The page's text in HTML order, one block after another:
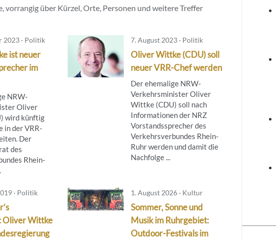
vorrangig über Kürzel, Orte, Personen und weitere Treffer
2023 · Politik
ist neuer
im
NRW-
Oliver
wird künftig
in der VRR-
Der
des
Rhein-
7. August 2023 · Politik
Oliver Wittke (CDU) soll
neuer VRR-Chef werden
Der ehemalige NRW-
Verkehrsminister Oliver
Wittke (CDU) soll nach
Informationen der NRZ
Vorstandssprecher des
Verkehrsverbundes Rhein-
Ruhr werden und damit die
Nachfolge ...
· Politik
Oliver Wittke
1. August 2026 · Kultur
Sommer, Sonne und
Musik im Ruhrgebiet:
Outdoor-Festivals im